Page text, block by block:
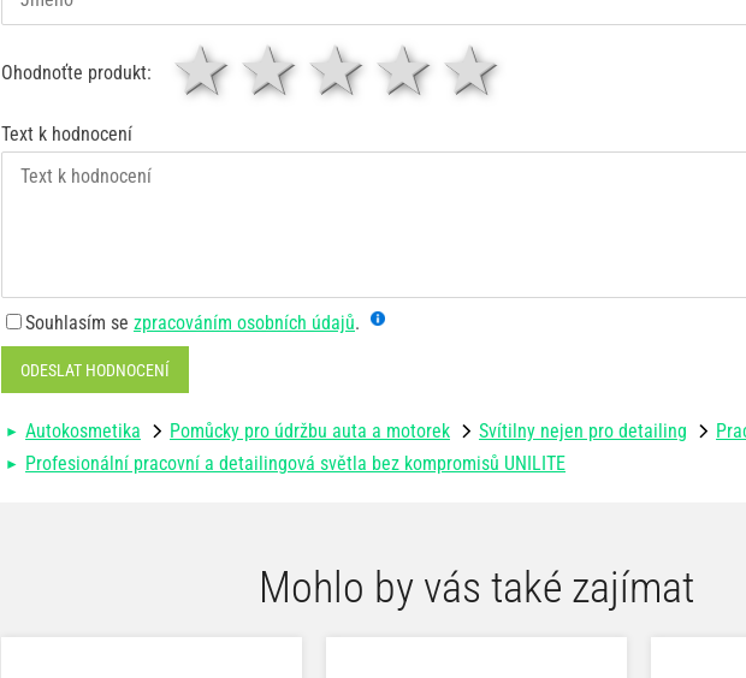
Ohodnoťte produkt: 4 hvězdy
3 hvězdy
2 hvězdy
1 hvězda
Text k hodnocení
Souhlasím se zpracováním osobních údajů.
ODESLAT HODNOCENÍ
Autokosmetika Pomůcky pro údržbu auta a motorek Svítilny nejen pro detailing
Profesionální pracovní a detailingová světla bez kompromisů UNILITE
Mohlo by vás také zajímat